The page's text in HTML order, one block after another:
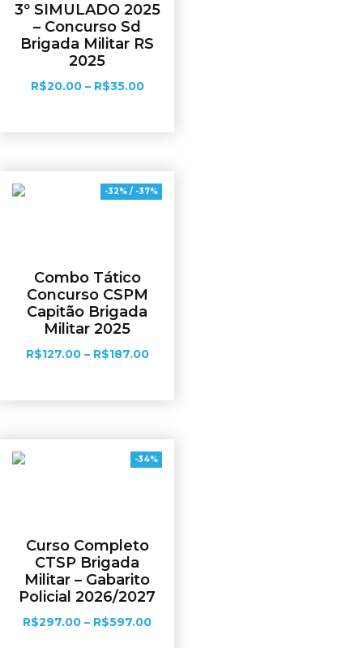
3º SIMULADO 2025
– Concurso Sd
Brigada Militar RS
2025
R$20.00 – R$35.00
-32% / -37%
Combo Tático
Concurso CSPM
Capitão Brigada
Militar 2025
R$127.00 – R$187.00
-34%
Curso Completo
CTSP Brigada
Militar – Gabarito
Policial 2026/2027
R$297.00 – R$597.00